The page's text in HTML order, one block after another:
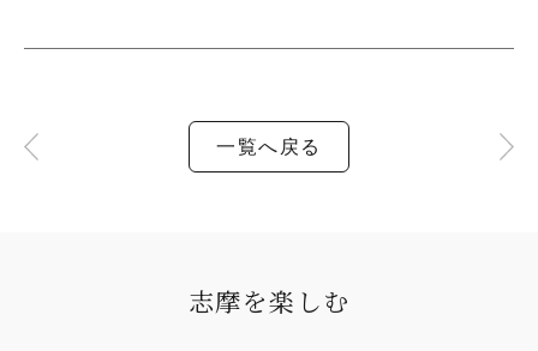
一覧へ戻る
志摩を楽しむ